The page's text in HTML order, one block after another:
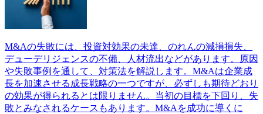
M&Aの失敗には、投資対効果の未達、のれんの減損損失、
デューデリジェンスの不備、人材流出などがあります。原因
や失敗事例を通して、対策法を解説します。M&Aは企業成
長を加速させる成長戦略の一つですが、必ずしも期待どおり
の効果が得られるとは限りません。当初の目標を下回り、失
敗とみなされるケースもあります。M&Aを成功に導くに